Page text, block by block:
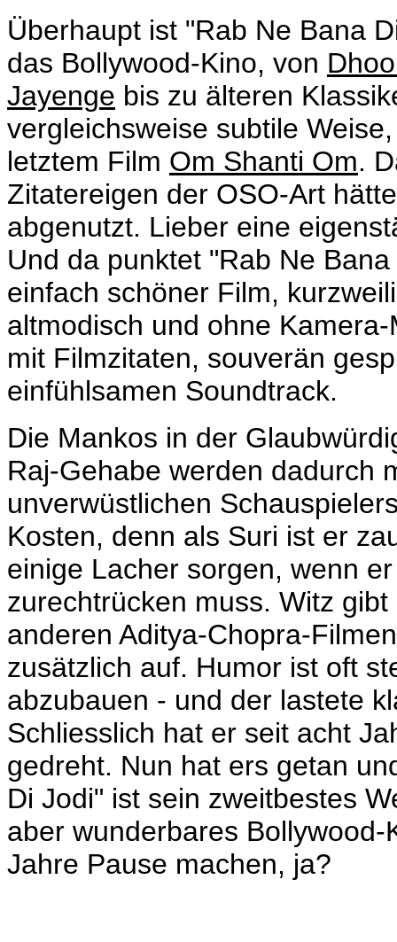
Überhaupt ist "Rab Ne Bana
das Bollywood-Kino, von
Jayenge bis zu älteren
vergleichsweise subtile
letztem Film Om Shanti Om.
Zitatereigen der OSO-Art
abgenutzt. Lieber eine
Und da punktet "Rab Ne
einfach schöner Film,
altmodisch und ohne
mit Filmzitaten, souverän
einfühlsamen Soundtrack.
Die Mankos in der
Raj-Gehabe werden dadurch
unverwüstlichen
Kosten, denn als Suri ist er
einige Lacher sorgen, wenn
zurechtrücken muss. Witz
anderen Aditya-Chopra-
zusätzlich auf. Humor ist oft
abzubauen - und der lastete
Schliesslich hat er seit acht
gedreht. Nun hat ers getan
Di Jodi" ist sein zweitbestes
aber wunderbares
Jahre Pause machen, ja?